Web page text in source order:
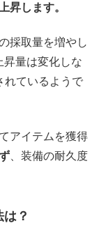
昇します。
採取量を増やし
昇量は変化しな
れているようで
アイテムを獲得
、装備の耐久度
？